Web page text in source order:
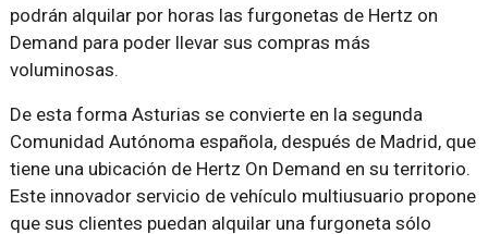
podrán alquilar por horas las furgonetas de Hertz on
Demand para poder llevar sus compras más
voluminosas.
De esta forma Asturias se convierte en la segunda
Comunidad Autónoma española, después de Madrid, que
tiene una ubicación de Hertz On Demand en su territorio.
Este innovador servicio de vehículo multiusuario propone
que sus clientes puedan alquilar una furgoneta sólo